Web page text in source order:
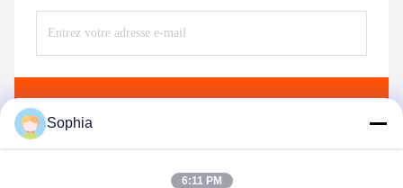
Sophia
6:11 PM